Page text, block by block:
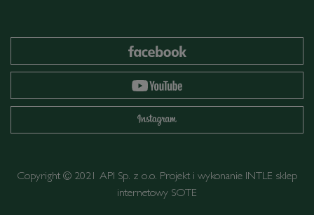
Copyright © 2021 API Sp. z o.o. Projekt i wykonanie INTLE sklep
internetowy SOTE